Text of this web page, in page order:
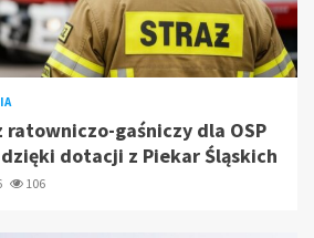
ratowniczo-gaśniczy dla OSP
dotacji z Piekar Śląskich
106